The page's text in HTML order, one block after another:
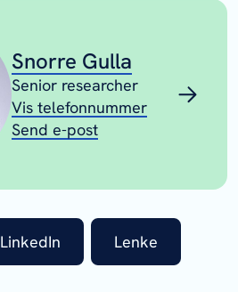
Snorre Gulla
Senior researcher
Vis telefonnummer
Send e-post
LinkedIn Lenke